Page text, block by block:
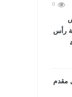
0
رأس